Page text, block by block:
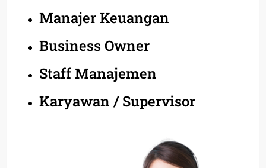
Manajer Keuangan
Business Owner
Staff Manajemen
Karyawan / Supervisor